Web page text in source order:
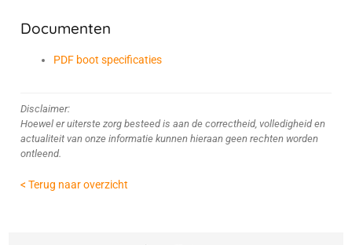
Documenten
PDF boot specificaties
Disclaimer:
Hoewel er uiterste zorg besteed is aan de correctheid, volledigheid en
actualiteit van onze informatie kunnen hieraan geen rechten worden
ontleend.
< Terug naar overzicht